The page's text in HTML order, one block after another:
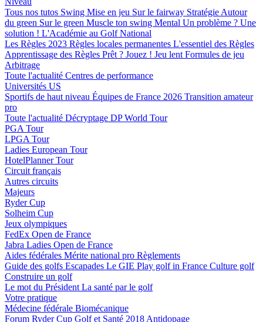
Tous nos tutos Swing Mise en jeu Sur le fairway Stratégie Autour
du green Sur le green Muscle ton swing Mental Un problème ? Une
solution ! L'Académie au Golf National
Les Règles 2023 Règles locales permanentes L'essentiel des Règles
Apprentissage des Règles Prêt ? Jouez ! Jeu lent Formules de jeu
Arbitrage
Toute l'actualité Centres de performance
Universités US
Sportifs de haut niveau Équipes de France 2026 Transition amateur
pro
Toute l'actualité Décryptage DP World Tour
PGA Tour
LPGA Tour
Ladies European Tour
HotelPlanner Tour
Circuit français
Autres circuits
Majeurs
Ryder Cup
Solheim Cup
Jeux olympiques
FedEx Open de France
Jabra Ladies Open de France
Aides fédérales Mérite national pro Règlements
Guide des golfs Escapades Le GIE Play golf in France Culture golf
Construire un golf
Le mot du Président La santé par le golf
Votre pratique
Médecine fédérale Biomécanique
Forum Ryder Cup Golf et Santé 2018 Antidopage